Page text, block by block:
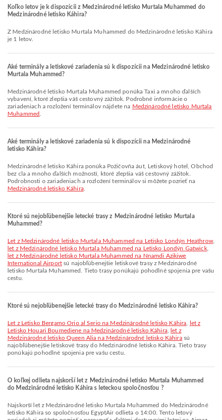
Koľko letov je k dispozícii z Medzinárodné letisko Murtala Muhammed do
Medzinárodné letisko Káhira?
Z Medzinárodné letisko Murtala Muhammed do Medzinárodné letisko Káhira
je 1 letov.
Aké terminály a letiskové zariadenia sú k dispozícii na Medzinárodné letisko
Murtala Muhammed?
Medzinárodné letisko Murtala Muhammed ponúka Taxi a mnoho ďalších
vybavení, ktoré zlepšia váš cestovný zážitok. Podrobné informácie o
zariadeniach a rozložení terminálov nájdete na Medzinárodné letisko Murtala
Muhammed
Aké terminály a letiskové zariadenia sú k dispozícii na Medzinárodné
letisko Káhira?
Medzinárodné letisko Káhira ponúka Požičovňa áut, Letiskový hotel, Obchod
bez cla a mnoho ďalších možností, ktoré zlepšia váš cestovný zážitok.
Podrobnosti o zariadeniach a rozložení terminálov si môžete pozrieť na
Medzinárodné letisko Káhira.
Ktoré sú nejobľúbenejšie letecké trasy z Medzinárodné letisko Murtala
Muhammed?
let z Medzinárodné letisko Murtala Muhammed na Letisko Londýn Heathrow,
let z Medzinárodné letisko Murtala Muhammed na Letisko Londýn Gatwick,
let z Medzinárodné letisko Murtala Muhammed na Nnamdi Azikiwe
International Airportsú najobľúbenejšie letiskové trasy z Medzinárodné
letisko Murtala Muhammed. Tieto trasy ponúkajú pohodlné spojenia pre vašu
cestu.
Ktoré sú nejobľúbenejšie letecké trasy do Medzinárodné letisko Káhira?
let z Letisko Bergamo Orio al Serio na Medzinárodné letisko Káhira
let z
Letisko Houari Boumediene na Medzinárodné letisko Káhira,
let z
Medzinárodné letisko Queen Alia na Medzinárodné letisko Káhirasú
najobľúbenejšie letiskové trasy do Medzinárodné letisko Káhira. Tieto trasy
ponúkajú pohodlné spojenia pre vašu cestu.
O koľkej odlieta najskorší let z Medzinárodné letisko Murtala Muhammed
do Medzinárodné letisko Káhira s leteckou spoločnosťou ?
Najskorší let z Medzinárodné letisko Murtala Muhammed do Medzinárodné
letisko Káhira so spoločnosťou EgyptAir odlieta o 14:00. Tento letový